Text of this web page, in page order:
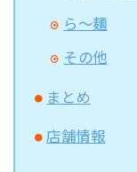
ら～麺
その他
まとめ
店舗情報